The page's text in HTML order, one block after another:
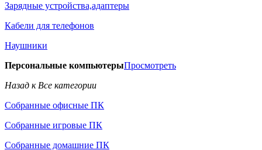
Зарядные устройства,адаптеры
Кабели для телефонов
Наушники
Персональные компьютерыПросмотреть
Назад к Все категории
Собранные офисные ПК
Собранные игровые ПК
Собранные домашние ПК